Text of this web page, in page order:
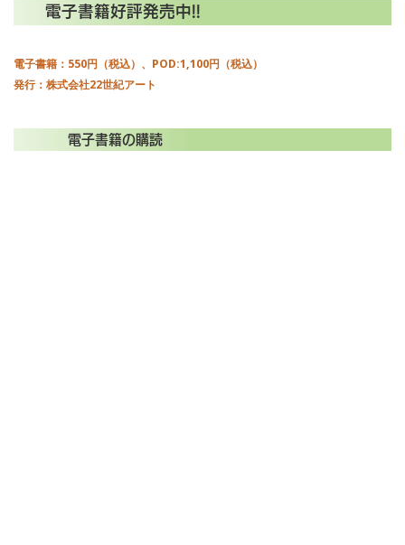
電子書籍好評発売中!!
電子書籍：550円（税込）、POD:1,100円（税込）
発行：株式会社22世紀アート
電子書籍の購読